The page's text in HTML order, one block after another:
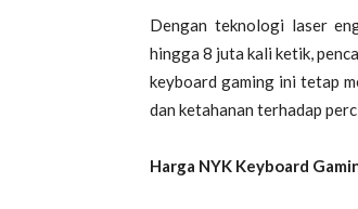
Dengan teknologi laser
hingga 8 juta kali ketik,
keyboard gaming ini tetap
dan ketahanan terhadap
Harga NYK Keyboard